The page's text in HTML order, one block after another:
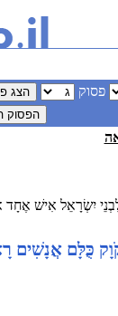
פסוק
יִשְׂרָאֵל אִישׁ
כֻּלָּם אֲנָשִׁים